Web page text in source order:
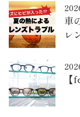
車
レ